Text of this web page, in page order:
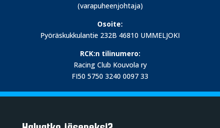
(varapuheenjohtaja)
Osoite:
Pyöräskukkulantie 232B 46810 UMMELJOKI
RCK:n tilinumero:
Racing Club Kouvola ry
FI50 5750 3240 0097 33